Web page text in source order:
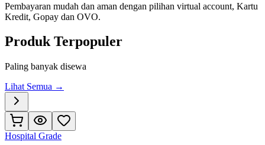
Pembayaran mudah dan aman dengan pilihan virtual account, Kartu
Kredit, Gopay dan OVO.
Produk Terpopuler
Paling banyak disewa
Lihat Semua →
Hospital Grade